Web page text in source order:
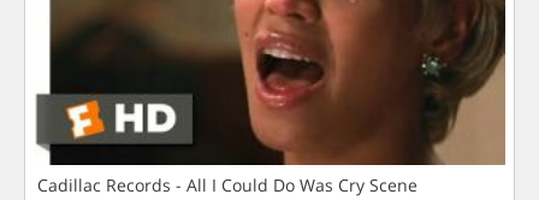
Cadillac Records - All I Could Do Was Cry Scene